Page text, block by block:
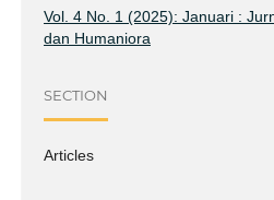
Vol. 4 No. 1 (2025): Januari :
dan Humaniora
SECTION
Articles